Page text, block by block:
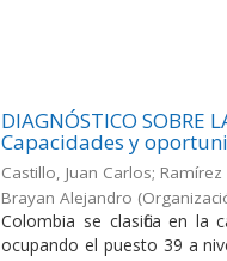
DIAGNÓSTICO SOBRE
Capacidades y
Castillo, Juan Carlos;
Brayan Alejandro (
Colombia se clasifica en la
ocupando el puesto 39 a